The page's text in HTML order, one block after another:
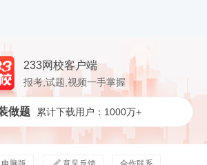
233网校客户端
报考,试题,视频一手掌握
做题 累计下载用户：1000万+